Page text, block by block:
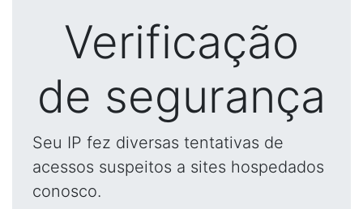
Verificação
de segurança
Seu IP fez diversas tentativas de
acessos suspeitos a sites hospedados
conosco.